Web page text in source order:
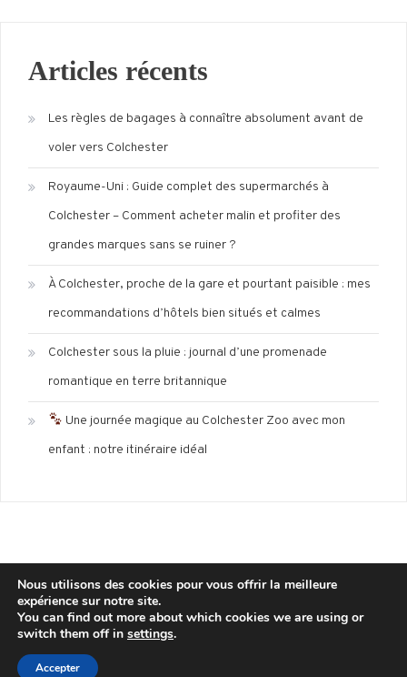
Articles récents
Les règles de bagages à connaître absolument avant de
voler vers Colchester
Royaume-Uni : Guide complet des supermarchés à
Colchester – Comment acheter malin et profiter des
grandes marques sans se ruiner ?
À Colchester, proche de la gare et pourtant paisible : mes
recommandations d’hôtels bien situés et calmes
Colchester sous la pluie : journal d’une promenade
romantique en terre britannique
Une journée magique au Colchester Zoo avec mon
enfant : notre itinéraire idéal
Mentions légales Politique de confidentialité
Copyright © 2025 wisdom-blog
Nous utilisons des cookies pour vous offrir la meilleure
expérience sur notre site.
You can find out more about which cookies we are using or
switch them off in settings.
Accepter